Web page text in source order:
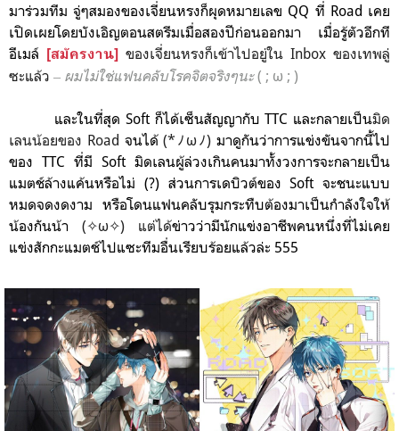
มาร่วมทีมจู่ๆสมองของเจี่ยนหรงก็ผุดหมายเลข QQ ที่ Road เคย
เปิดเผยโดยบังเอิญตอนสตรีมเมื่อสองปีก่อนออกมา
เมื่อรู้ตัวอีกที
อีเมล์ [สมัครงาน] ของเจี่ยนหรงก็เข้าไปอยู่ใน Inbox ของเทพลู่
ซะแล้ว ‒ ผมไม่ใช่แฟนคลับโรคจิตจริงๆนะ( ; ω ; )
และในที่สุด Soft ก็ได้เซ็นสัญญากับ TTC และกลายเป็นมิด
เลนน้อยของ Road จนได้(*ﾉωﾉ) มาดูกันว่าการแข่งขันจากนี้ไป
ของ TTC ที่มี Soft มิดเลนผู้ล่วงเกินคนมาทั้งวงการจะกลายเป็น
แมตช์ล้างแค้นหรือไม่ (?) ส่วนการเดบิวต์ของ Soft จะชนะแบบ
หมดจดงดงาม หรือโดนแฟนคลับรุมกระทืบต้องมาเป็นกำลังใจให้
น้องกันน้า (✧ω✧) แต่ได้ข่าวว่ามีนักแข่งอาชีพคนหนึ่งที่ไม่เคย
แข่งสักกะแมตช์ไปแซะทีมอื่นเรียบร้อยแล้วล่ะ 555